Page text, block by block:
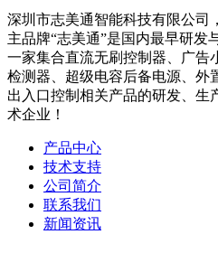
深圳市志美通智能科技有限公司
主品牌“志美通”是国内最早研发
一家集合直流无刷控制器、广告
检测器、超级电容后备电源、外
出入口控制相关产品的研发、生
术企业！
产品中心
技术支持
公司简介
联系我们
新闻资讯